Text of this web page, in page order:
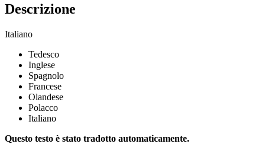
Descrizione
Italiano
Tedesco
Inglese
Spagnolo
Francese
Olandese
Polacco
Italiano
Questo testo è stato tradotto automaticamente.